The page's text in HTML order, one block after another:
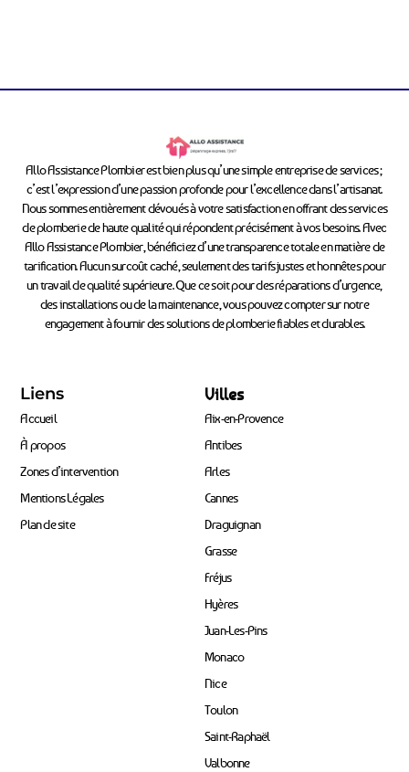
Allo Assistance Plombier est bien plus qu’une simple entreprise de services ;
c’est l’expression d’une passion profonde pour l’excellence dans l’artisanat.
Nous sommes entièrement dévoués à votre satisfaction en offrant des services
de plomberie de haute qualité qui répondent précisément à vos besoins. Avec
Allo Assistance Plombier, bénéficiez d’une transparence totale en matière de
tarification. Aucun surcoût caché, seulement des tarifs justes et honnêtes pour
un travail de qualité supérieure. Que ce soit pour des réparations d’urgence,
des installations ou de la maintenance, vous pouvez compter sur notre
engagement à fournir des solutions de plomberie fiables et durables.
Liens
Accueil
À propos
Zones d’intervention
Mentions Légales
Plan de site
Villes
Aix-en-Provence
Antibes
Arles
Cannes
Draguignan
Grasse
Fréjus
Hyères
Juan-Les-Pins
Monaco
Nice
Toulon
Saint-Raphaël
Valbonne